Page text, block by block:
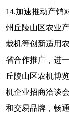
14.加速推动产销
州丘陵山区农业
栽机等创新适用
省合作推广，进
丘陵山区农机博
机企业招商洽谈
和交易品牌，畅